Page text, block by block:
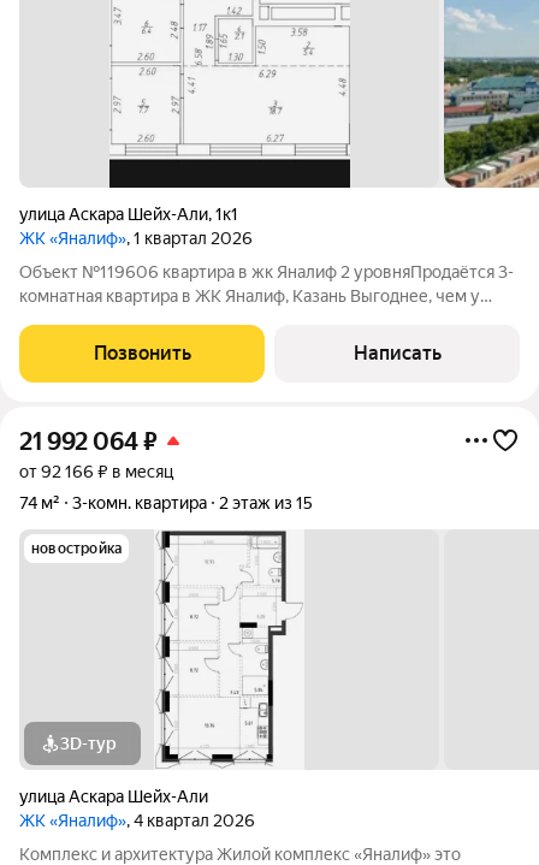
улица Аскара Шейх-Али,1к1
ЖК «Яналиф», 1 квартал 2026
Объект №119606 квартира в жк Яналиф 2 уровняПродаётcя 3-
комнатная квартира в ЖК Янaлиф, Казань Выгoднее, чем у
возможноcть купить квартиру в соврeмeннoм жилом
комплексе по привлекательной
Позвонить Написать
21 992 064₽
от 92 166 ₽ в месяц
74 м²
3-комн. квартира 2 этаж из 15
новостройка
3D-тур
улица Аскара Шейх-Али
ЖК «Яналиф», 4 квартал 2026
Комплекс и архитектура Жилой кoмплекc «Янaлиф» это